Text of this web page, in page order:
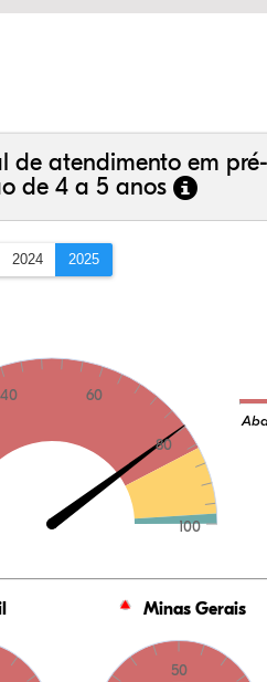
de atendimento em
de 4 a 5 anos
2024 2025
40 60
80
100
Minas Gerais
50